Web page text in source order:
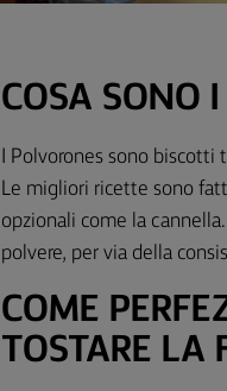
COSA SONO
I Polvorones sono
Le migliori ricette sono
opzionali come la
polvere, per via della
COME
TOSTARE LA